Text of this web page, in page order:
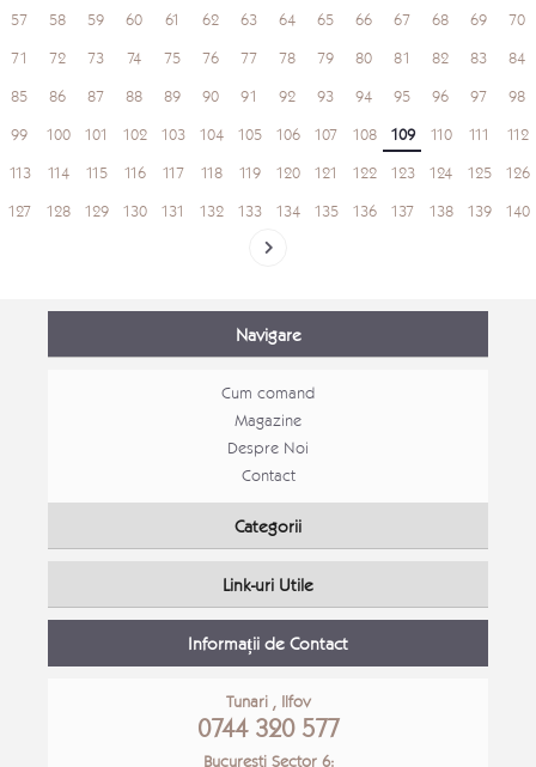
57
58 59 60 61 62 63 64 65 66 67 68 69
70
71
72 73 74 75 76 77 78 79 80 81 82 83
84
85
86 87 88 89 90 91 92 93 94 95 96 97
98
99
100 101 102 103 104 105 106 107 108 109 110 111
112
113
114 115 116 117 118 119 120 121 122 123 124 125
126
127
128 129 130 131 132 133 134 135 136 137 138 139 140
Navigare
Cum comand
Magazine
Despre Noi
Contact
Categorii
Link-uri Utile
Informații de Contact
Tunari , Ilfov
0744 320 577
Bucuresti Sector 6: